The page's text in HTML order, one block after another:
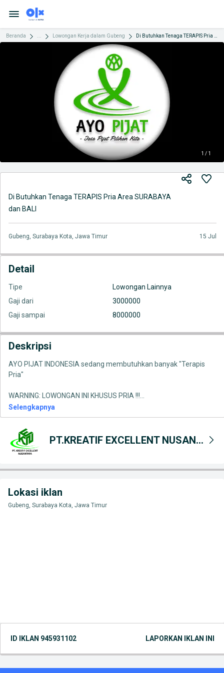
Beranda Lowongan Kerja dalam Gubeng
1 / 1
Di Butuhkan Tenaga TERAPIS Pria Area SURABAYA
dan BALI
Gubeng, Surabaya Kota, Jawa Timur 15 Jul
Detail
Tipe
Lowongan Lainnya
Gaji dari
3000000
Gaji sampai
8000000
Deskripsi
AYO PIJAT INDONESIA sedang membutuhkan banyak "Terapis
Pria"
WARNING: LOWONGAN INI KHUSUS PRIA !!!
Selengkapnya
PT.KREATIF EXCELLENT NUSANTARA
Lokasi iklan
Gubeng, Surabaya Kota, Jawa Timur
ID IKLAN 945931102 LAPORKAN IKLAN INI